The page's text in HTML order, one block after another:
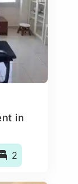
in
2